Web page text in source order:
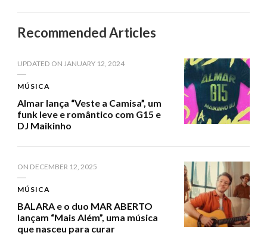
Recommended Articles
UPDATED ON JANUARY 12, 2024
MÚSICA
Almar lança “Veste a Camisa”, um
funk leve e romântico com G15 e
DJ Maikinho
ON DECEMBER 12, 2025
MÚSICA
BALARA e o duo MAR ABERTO
lançam “Mais Além”, uma música
que nasceu para curar